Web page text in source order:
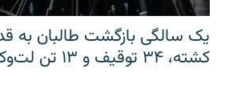
کشته، ۳۴ توقیف و ۱۳ تن لت‌وکوب شده‌اند